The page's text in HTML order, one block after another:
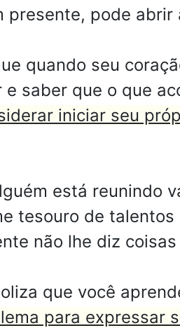
pode
quando seu
saber que o que
iniciar seu
está reunindo
tesouro de
não lhe diz
que você
para expressar